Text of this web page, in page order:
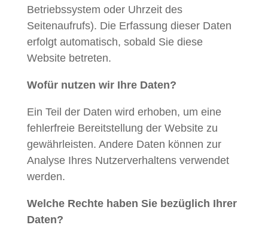
Betriebssystem oder Uhrzeit des
Seitenaufrufs). Die Erfassung dieser Daten
erfolgt automatisch, sobald Sie diese
Website betreten.
Wofür nutzen wir Ihre Daten?
Ein Teil der Daten wird erhoben, um eine
fehlerfreie Bereitstellung der Website zu
gewährleisten. Andere Daten können zur
Analyse Ihres Nutzerverhaltens verwendet
werden.
Welche Rechte haben Sie bezüglich Ihrer
Daten?